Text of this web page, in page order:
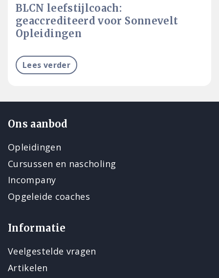
BLCN leefstijlcoach:
geaccrediteerd voor Sonnevelt
Opleidingen
Lees verder
Ons aanbod
Opleidingen
Cursussen en nascholing
Incompany
Opgeleide coaches
Informatie
Veelgestelde vragen
Artikelen